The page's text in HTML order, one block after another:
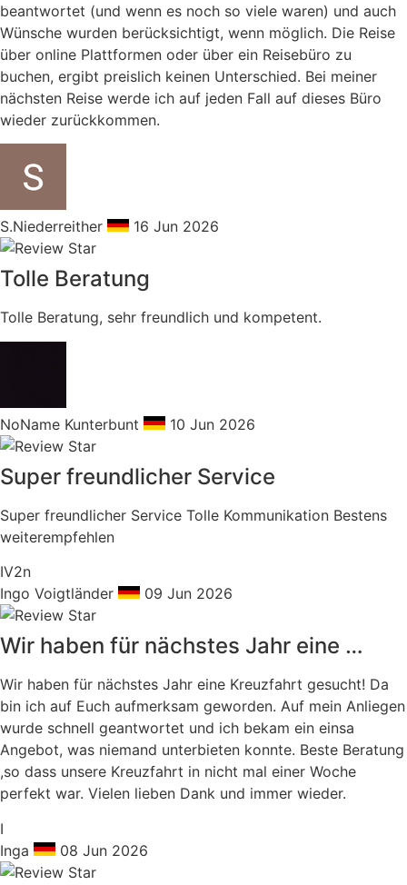
beantwortet (und wenn es noch so viele waren) und auch
Wünsche wurden berücksichtigt, wenn möglich. Die Reise
über online Plattformen oder über ein Reisebüro zu
buchen, ergibt preislich keinen Unterschied. Bei meiner
nächsten Reise werde ich auf jeden Fall auf dieses Büro
wieder zurückkommen.
S.Niederreither 16 Jun 2026
Tolle Beratung
Tolle Beratung, sehr freundlich und kompetent.
NoName Kunterbunt 10 Jun 2026
Super freundlicher Service
Super freundlicher Service Tolle Kommunikation Bestens
weiterempfehlen
IV2n
Ingo Voigtländer
09 Jun 2026
Wir haben für nächstes Jahr eine …
Wir haben für nächstes Jahr eine Kreuzfahrt gesucht! Da
bin ich auf Euch aufmerksam geworden. Auf mein Anliegen
wurde schnell geantwortet und ich bekam ein einsa
Angebot, was niemand unterbieten konnte. Beste Beratung
,so dass unsere Kreuzfahrt in nicht mal einer Woche
perfekt war. Vielen lieben Dank und immer wieder.
I
Inga
08 Jun 2026